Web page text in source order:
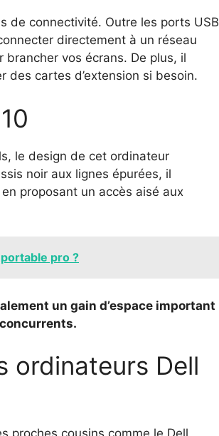
de connectivité. Outre les ports USB
directement à un réseau
vos écrans. De plus, il
des cartes d’extension si besoin.
le design de cet ordinateur
noir aux lignes épurées, il
proposant un accès aisé aux
pro ?
un gain d’espace important
ordinateurs Dell
proches cousins comme le Dell